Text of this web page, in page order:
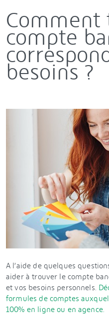
Comment
compte
besoins ?
A l’aide de quelques
aider à trouver le compte
et vos besoins personnels.
formules de comptes
100% en ligne ou en agence.